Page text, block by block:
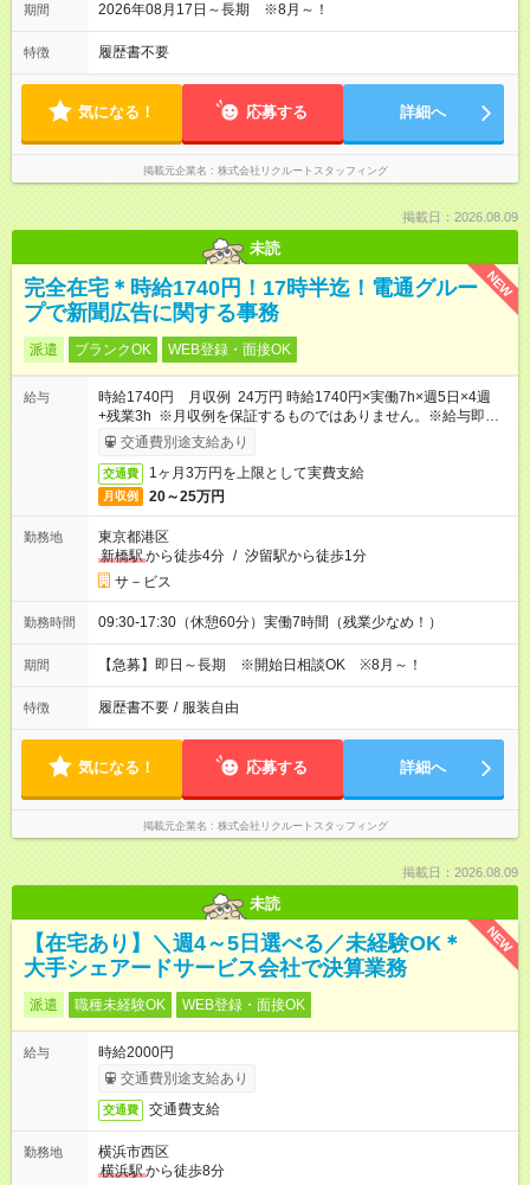
期間 2026年08月17日～長期 ※8月～！
特徴 履歴書不要
気になる！ 応募する 詳細へ
掲載元企業名 株式会社リクルートスタッフィング
掲載日：2026.08.09
未読
NEW
完全在宅＊時給1740円！17時半迄！電通グルー
プで新聞広告に関する事務
派遣 ブランクOK WEB登録・面接OK
給与
時給1740円 月収例 24万円 時給1740円×実働7h×週5日×4週
+残業3h ※月収例を保証するものではありません。※給与即受取
りサービス利用可（利用条件有）
交通費別途支給あり
交通費 1ヶ月3万円を上限として実費支給
月収例 20～25万円
勤務地
東京都港区
新橋駅から徒歩4分 / 汐留駅から徒歩1分
サ－ビス
勤務時間 09:30-17:30（休憩60分）実働7時間（残業少なめ！）
期間 【急募】即日～長期 ※開始日相談OK ※8月～！
特徴 履歴書不要 / 服装自由
気になる！ 応募する 詳細へ
掲載元企業名 株式会社リクルートスタッフィング
掲載日：2026.08.09
未読
NEW
【在宅あり】＼週4～5日選べる／未経験OK＊
大手シェアードサービス会社で決算業務
派遣 職種未経験OK WEB登録・面接OK
給与
時給2000円
交通費別途支給あり
交通費 交通費支給
勤務地
横浜市西区
横浜駅から徒歩8分